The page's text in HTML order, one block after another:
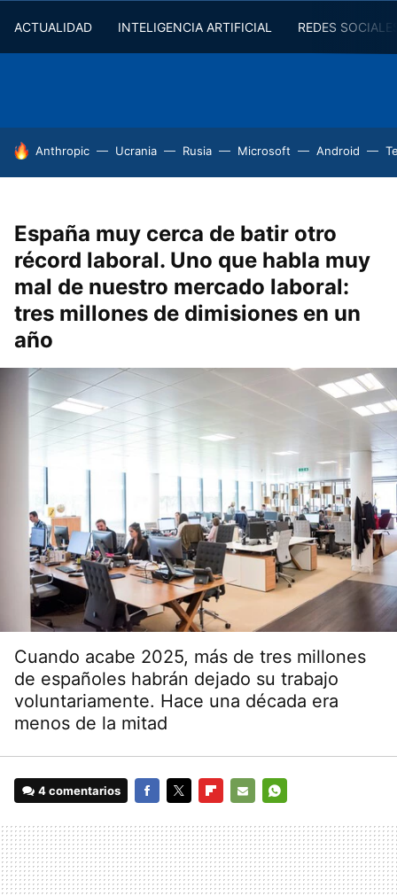
ACTUALIDAD INTELIGENCIA ARTIFICIAL REDES
HOY SE HABLA DE
Anthropic Ucrania Rusia Microsoft Android
España muy cerca de batir otro
récord laboral. Uno que habla muy
mal de nuestro mercado laboral:
tres millones de dimisiones en un
año
Cuando acabe 2025, más de tres millones
de españoles habrán dejado su trabajo
voluntariamente. Hace una década era
menos de la mitad
4 comentarios
MAIL